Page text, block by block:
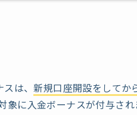
スは、新規口座開設をしてか
に入金ボーナスが付与され